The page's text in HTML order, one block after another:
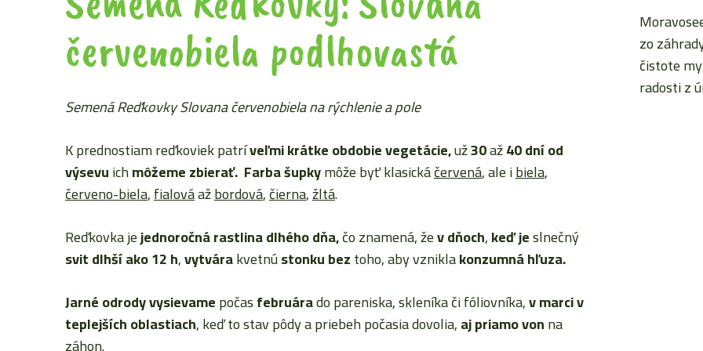
červenobiela podlhovastá
Semená Reďkovky Slovana červenobiela na rýchlenie a pole
K prednostiam reďkoviek patríveľmi krátke obdobie vegetácie,už30až40 dní od
výsevuichmôžeme zbierať. Farba šupkymôže byť klasickáčervená, ale ibiela,
červeno-biela,fialováažbordová,čierna,žltá.
Reďkovka jejednoročná rastlina dlhého dňa,čo znamená, žev dňoch,keď jeslnečný
svit dlhšíako 12 h,vytvárakvetnústonku beztoho, aby vzniklakonzumná hľuza.
Jarné odrody vysievamepočasfebruárado pareniska, skleníka či fóliovníka,v marciv
teplejších oblastiach, keď to stav pôdy a priebeh počasia dovolia,aj priamo vonna
zo
čistote
radosti z